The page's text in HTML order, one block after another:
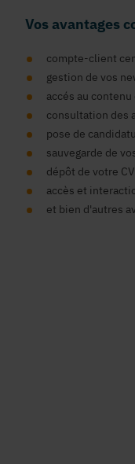
Vos avantages
compte-client
gestion de vos
accés au
consultation des
pose de
sauvegarde de
dépôt de votre
accès et
et bien d'autres